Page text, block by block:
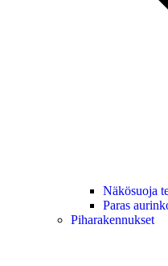
Näkösuoja
Paras
Piharakennukset